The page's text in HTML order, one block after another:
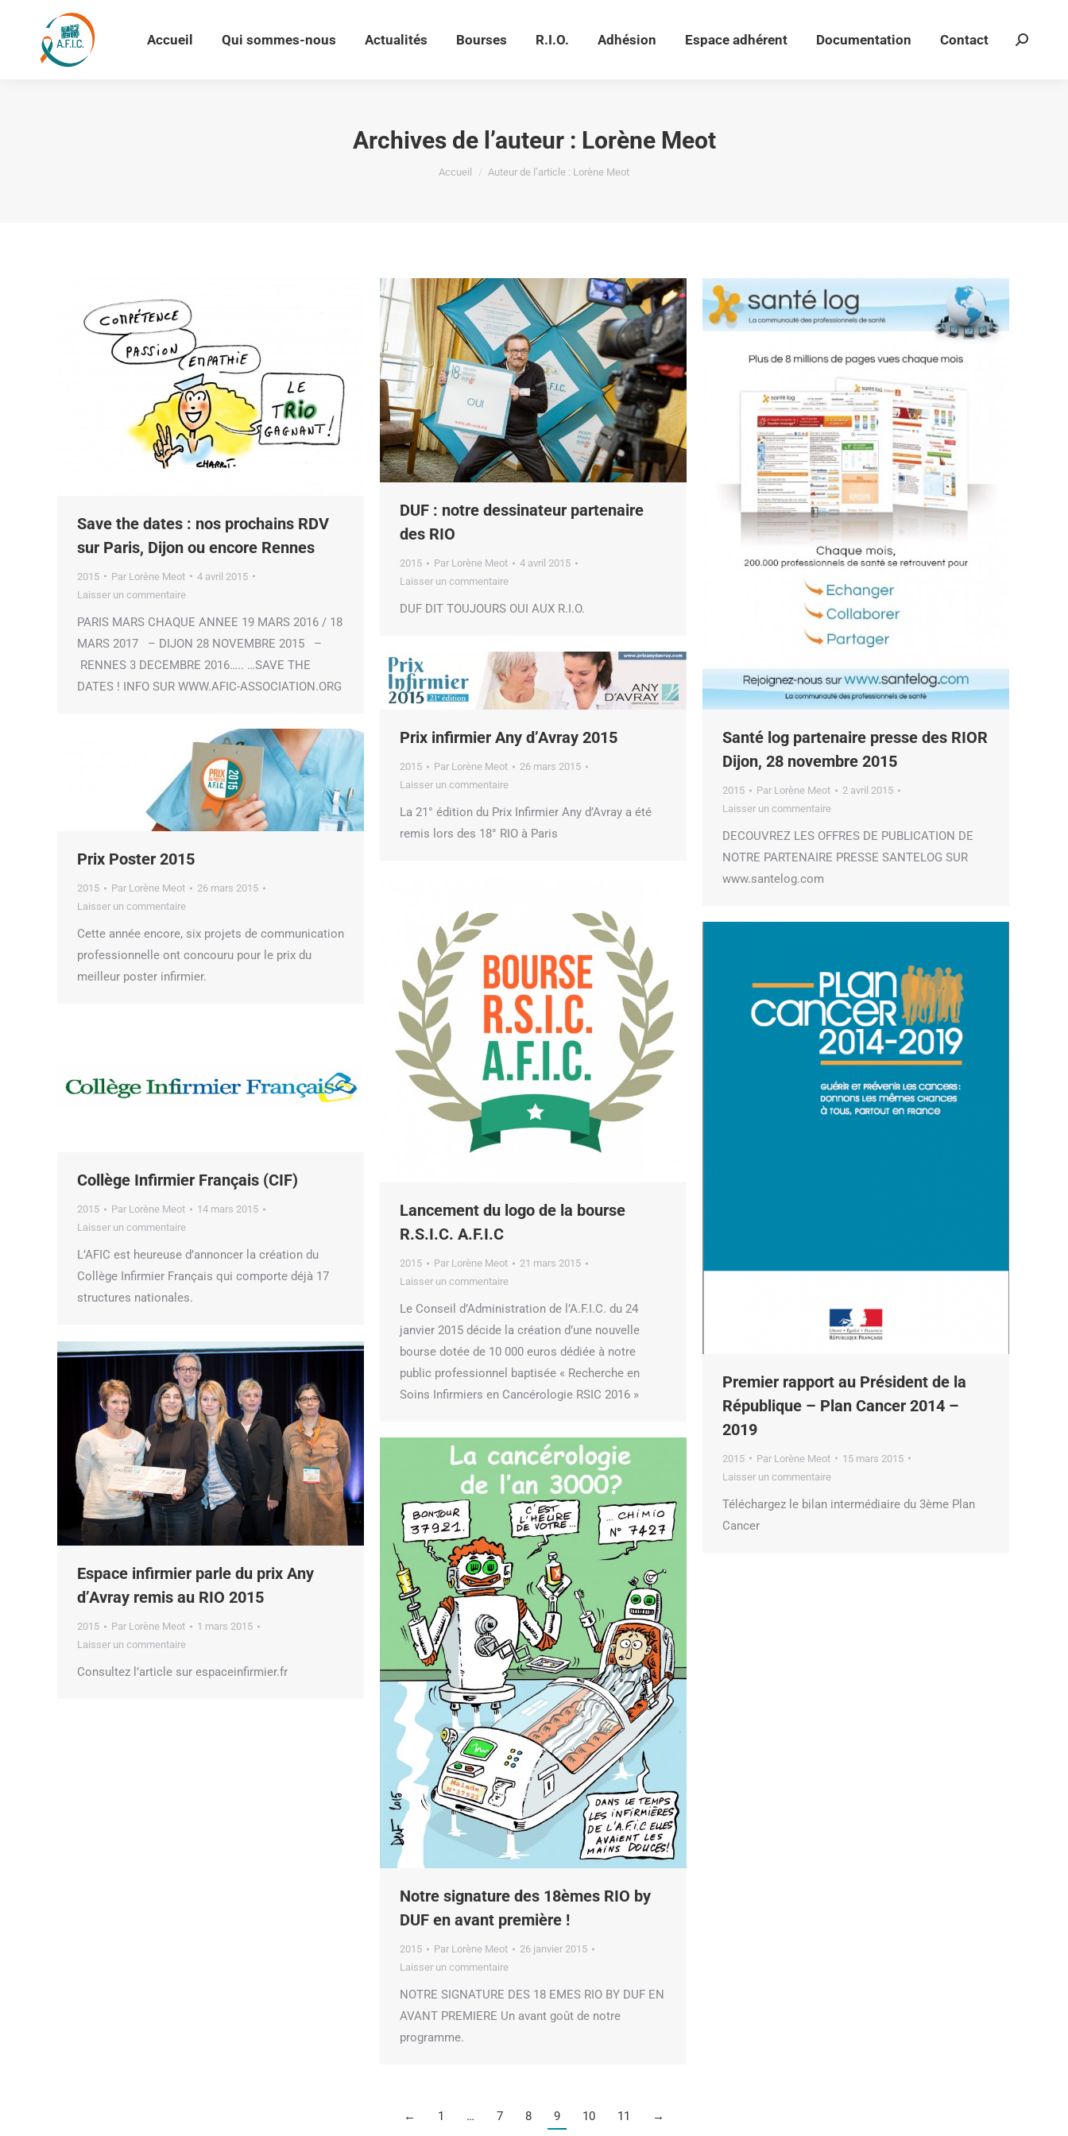
Accueil Qui sommes-nous Actualités Bourses R.I.O. Adhésion Espace adhérent Documentation Contact
Archives de l’auteur : Lorène Meot
Vous êtes ici :
Accueil Auteur de l’article : Lorène Meot
Save the dates : nos prochains RDV
sur Paris, Dijon ou encore Rennes
2015 Par Lorène Meot
4 avril 2015
Laisser un commentaire
PARIS MARS CHAQUE ANNEE 19 MARS 2016 / 18
MARS 2017 – DIJON 28 NOVEMBRE 2015 –
RENNES 3 DECEMBRE 2016….. …SAVE THE
DATES ! INFO SUR WWW.AFIC-ASSOCIATION.ORG
DUF : notre dessinateur partenaire
des RIO
2015 Par Lorène Meot
4 avril 2015
Laisser un commentaire
DUF DIT TOUJOURS OUI AUX R.I.O.
Santé log partenaire presse des RIOR
Dijon, 28 novembre 2015
2015 Par Lorène Meot
2 avril 2015
Laisser un commentaire
DECOUVREZ LES OFFRES DE PUBLICATION DE
NOTRE PARTENAIRE PRESSE SANTELOG SUR
www.santelog.com
Prix infirmier Any d’Avray 2015
2015 Par Lorène Meot
26 mars 2015
Laisser un commentaire
La 21° édition du Prix Infirmier Any d’Avray a été
remis lors des 18° RIO à Paris
Prix Poster 2015
2015 Par Lorène Meot
26 mars 2015
Laisser un commentaire
Cette année encore, six projets de communication
professionnelle ont concouru pour le prix du
meilleur poster infirmier.
Lancement du logo de la bourse
R.S.I.C. A.F.I.C
2015 Par Lorène Meot
21 mars 2015
Laisser un commentaire
Le Conseil d’Administration de l’A.F.I.C. du 24
janvier 2015 décide la création d’une nouvelle
bourse dotée de 10 000 euros dédiée à notre
public professionnel baptisée « Recherche en
Soins Infirmiers en Cancérologie RSIC 2016 »
Premier rapport au Président de la
République – Plan Cancer 2014 –
2019
2015 Par Lorène Meot
15 mars 2015
Laisser un commentaire
Téléchargez le bilan intermédiaire du 3ème Plan
Cancer
Collège Infirmier Français (CIF)
2015 Par Lorène Meot
14 mars 2015
Laisser un commentaire
L’AFIC est heureuse d’annoncer la création du
Collège Infirmier Français qui comporte déjà 17
structures nationales.
Espace infirmier parle du prix Any
d’Avray remis au RIO 2015
2015 Par Lorène Meot
1 mars 2015
Laisser un commentaire
Consultez l’article sur espaceinfirmier.fr
Notre signature des 18èmes RIO by
DUF en avant première !
2015 Par Lorène Meot
26 janvier 2015
Laisser un commentaire
NOTRE SIGNATURE DES 18 EMES RIO BY DUF EN
AVANT PREMIERE Un avant goût de notre
programme.
← 1 … 7 8 9 10 11 →